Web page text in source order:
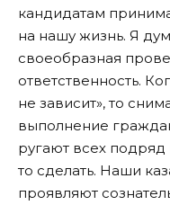
кандидатам
на нашу жизнь. Я
своеобразная
ответственность.
не зависит», то
выполнение
ругают всех подряд
то сделать. Наши
проявляют